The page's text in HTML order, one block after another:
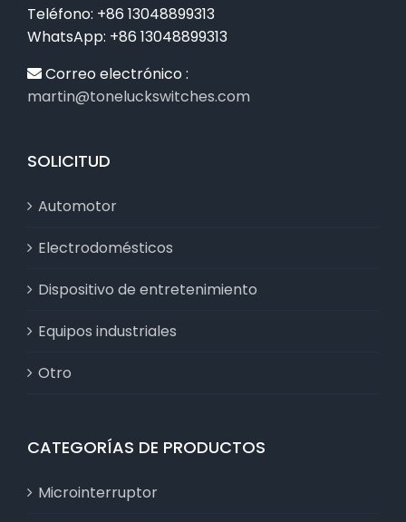
Teléfono: +86 13048899313
WhatsApp: +86 13048899313
Correo electrónico :
martin@toneluckswitches.com
SOLICITUD
Automotor
Electrodomésticos
Dispositivo de entretenimiento
Equipos industriales
Otro
CATEGORÍAS DE PRODUCTOS
Microinterruptor